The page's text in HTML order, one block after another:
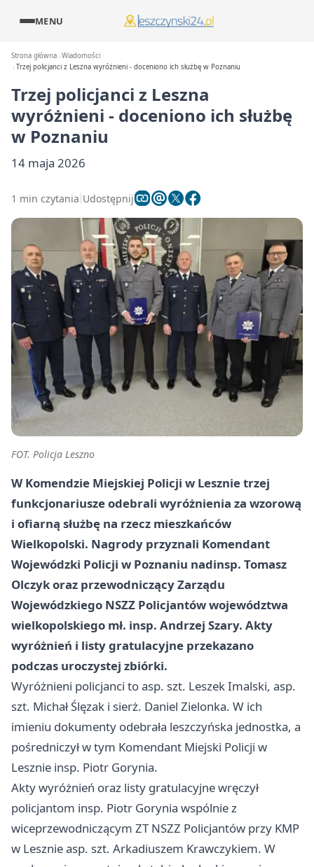
MENU
Strona główna Wiadomości
Trzej policjanci z Leszna wyróżnieni - doceniono ich służbę w Poznaniu
Trzej policjanci z Leszna
wyróżnieni - doceniono ich służbę
w Poznaniu
14 maja 2026
1 min czytania Udostępnij
FOT. Policja Leszno
W Komendzie Miejskiej Policji w Lesznie trzej
funkcjonariusze odebrali wyróżnienia za wzorową
i ofiarną służbę na rzecz mieszkańców
Wielkopolski. Nagrody przyznali Komendant
Wojewódzki Policji w Poznaniu nadinsp. Tomasz
Olczyk oraz przewodniczący Zarządu
Wojewódzkiego NSZZ Policjantów województwa
wielkopolskiego mł. insp. Andrzej Szary. Akty
wyróżnień i listy gratulacyjne przekazano
podczas uroczystej zbiórki.
Wyróżnieni policjanci to asp. szt. Leszek Imalski, asp.
szt. Michał Ślęzak i sierż. Daniel Zielonka. W ich
imieniu dokumenty odebrała leszczyńska jednostka, a
pośredniczył w tym Komendant Miejski Policji w
Lesznie insp. Piotr Gorynia.
Akty wyróżnień oraz listy gratulacyjne wręczył
policjantom insp. Piotr Gorynia wspólnie z
wiceprzewodniczącym ZT NSZZ Policjantów przy KMP
w Lesznie asp. szt. Arkadiuszem Krawczykiem. W